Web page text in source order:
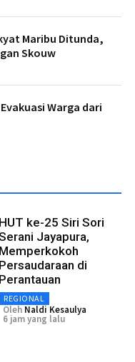
Maribu Ditunda,
Skouw
Warga dari
HUT ke-25 Siri Sori
Jayapura,
Memperkokoh
Persaudaraan di
Perantauan
REGIONAL
Oleh Naldi Kesaulya
6 jam yang lalu